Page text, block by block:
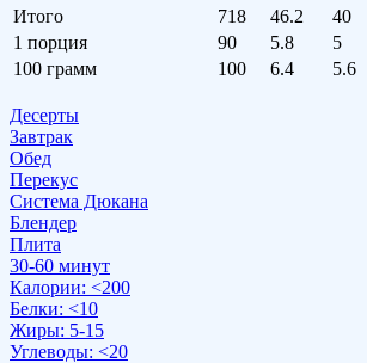
Итого 718 46.2 40
1 порция
90 5.8 5
100 грамм
100 6.4 5.6
Десерты
Завтрак
Обед
Перекус
Система Дюкана
Блендер
Плита
30-60 минут
Калории: <200
Белки: <10
Жиры: 5-15
Углеводы: <20